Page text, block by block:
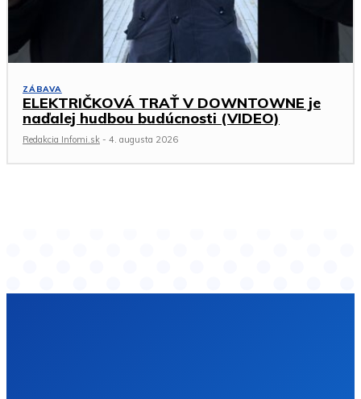
ZÁBAVA
ELEKTRIČKOVÁ TRAŤ V DOWNTOWNE je
naďalej hudbou budúcnosti (VIDEO)
Redakcia Infomi.sk - 4. augusta 2026